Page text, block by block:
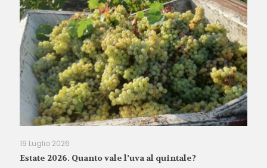
19 Luglio 2026
Estate 2026. Quanto vale l’uva al quintale?